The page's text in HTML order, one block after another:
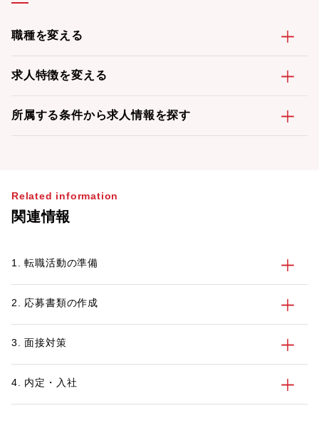
職種を変える
求人特徴を変える
所属する条件から求人情報を探す
Related information
関連情報
1. 転職活動の準備
2. 応募書類の作成
3. 面接対策
4. 内定・入社